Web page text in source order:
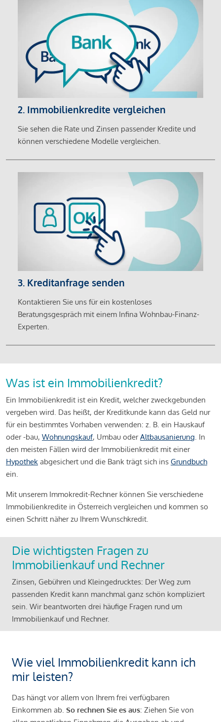
2. Immobilienkredite vergleichen
Sie sehen die Rate und Zinsen passender Kredite und
können verschiedene Modelle vergleichen.
3. Kreditanfrage senden
Kontaktieren Sie uns für ein kostenloses
Beratungsgespräch mit einem Infina Wohnbau-Finanz-
Experten.
Was ist ein Immobilienkredit?
Ein Immobilienkredit ist ein Kredit, welcher zweckgebunden
vergeben wird. Das heißt, der Kreditkunde kann das Geld nur
für ein bestimmtes Vorhaben verwenden: z. B. ein Hauskauf
oder -bau, Wohnungskauf, Umbau oderAltbausanierung. In
den meisten Fällen wird der Immobilienkredit mit einer
Hypothek abgesichert und die Bank trägt sich ins Grundbuch
ein.
Mit unserem Immokredit-Rechner können Sie verschiedene
Immobilienkredite in Österreich vergleichen und kommen so
einen Schritt näher zu Ihrem Wunschkredit.
Die wichtigsten Fragen zu
Immobilienkauf und Rechner
Zinsen, Gebühren und Kleingedrucktes: Der Weg zum
passenden Kredit kann manchmal ganz schön kompliziert
sein. Wir beantworten drei häufige Fragen rund um
Immobilienkauf und Rechner.
Wie viel Immobilienkredit kann ich
mir leisten?
Das hängt vor allem von Ihrem frei verfügbaren
Einkommen ab. So rechnen Sie es aus: Ziehen Sie von